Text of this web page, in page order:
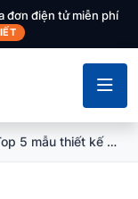
đơn điện tử miễn phí
Top 5 mẫu thiết kế cửa hàng điện nước khoa học, hút khách